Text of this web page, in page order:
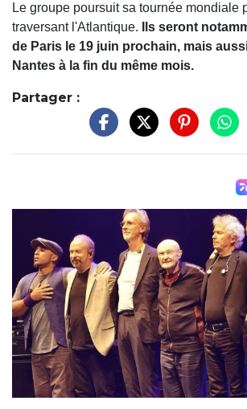
Le groupe poursuit sa tournée mondiale
traversant l'Atlantique. Ils seront
de Paris le 19 juin prochain, mais
Nantes à la fin du même mois.
Partager :